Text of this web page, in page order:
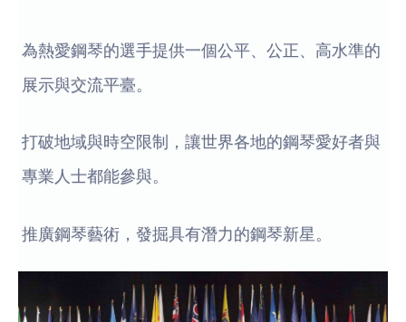
為熱愛鋼琴的選手提供一個公平、公正、高水準的
展示與交流平臺。
打破地域與時空限制，讓世界各地的鋼琴愛好者與
專業人士都能參與。
推廣鋼琴藝術，發掘具有潛力的鋼琴新星。